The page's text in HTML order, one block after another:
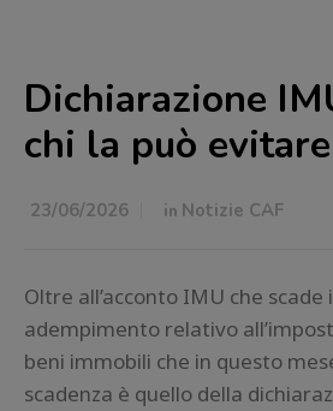
Dichiarazione
chi la può
23/06/2026 in Notizie CAF
Oltre all’acconto IMU che scade
adempimento relativo
beni immobili che in questo
scadenza è quello della